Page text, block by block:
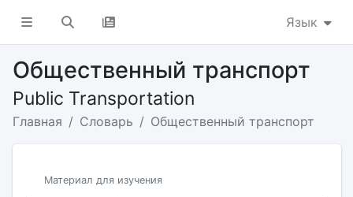
Язык
Общественный транспорт
Public Transportation
Главная Словарь Общественный транспорт
Материал для изучения